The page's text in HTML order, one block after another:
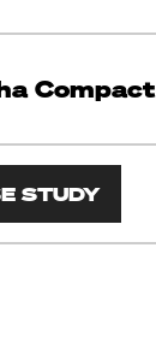
Compact
STUDY